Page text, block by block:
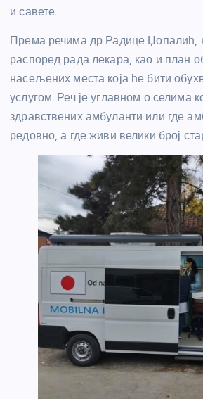
и савете.
Према речима др Радице Џопалић,
распоред рада лекара, као и план
насељених места која ће бити
услугом. Реч је углавном о селима
здравствених амбуланти или где
редовно, а где живи велики број